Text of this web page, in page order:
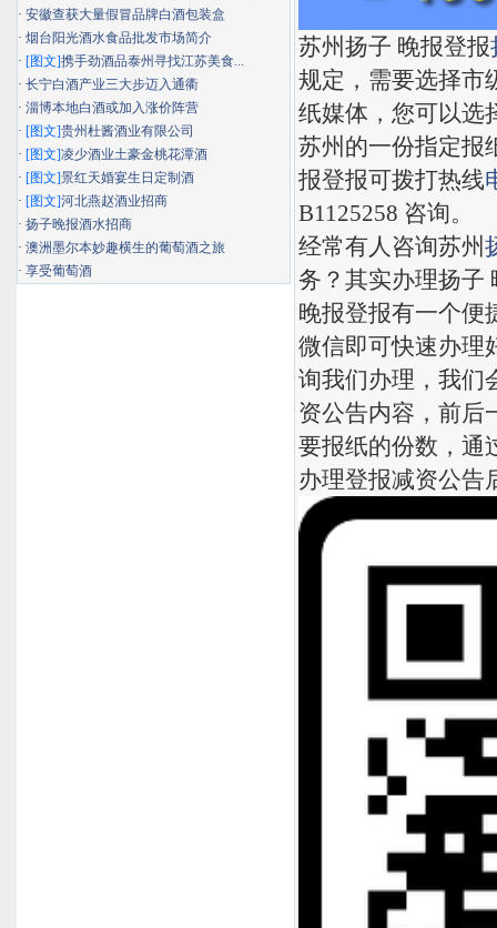
苏州扬子 晚报登报
规定，需要选择市
纸媒体，您可以选
苏州的一份指定报
报登报可拨打热线
B1125258 咨询。
经常有人咨询苏州
务？其实办理扬子
晚报登报有一个便
微信即可快速办理
询我们办理，我们
资公告内容，前后
要报纸的份数，通
办理登报减资公告
· 安徽查获大量假冒品牌白酒包装盒
· 烟台阳光酒水食品批发市场简介
· [图文]携手劲酒品泰州寻找江苏美食...
· 长宁白酒产业三大步迈入通衢
· 淄博本地白酒或加入涨价阵营
· [图文]贵州杜酱酒业有限公司
· [图文]凌少酒业土豪金桃花潭酒
· [图文]景红天婚宴生日定制酒
· [图文]河北燕赵酒业招商
· 扬子晚报酒水招商
· 澳洲墨尔本妙趣横生的葡萄酒之旅
· 享受葡萄酒